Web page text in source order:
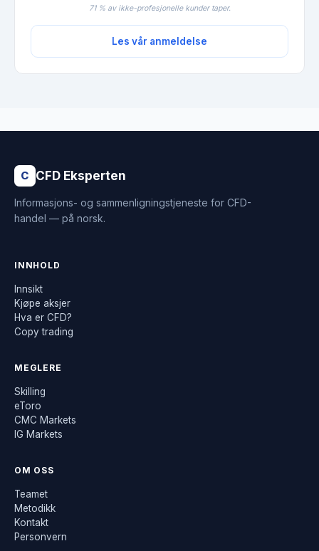
71 % av ikke-profesjonelle kunder taper.
Les vår anmeldelse
C CFD Eksperten
Informasjons- og sammenligningstjeneste for CFD-
handel — på norsk.
INNHOLD
Innsikt
Kjøpe aksjer
Hva er CFD?
Copy trading
MEGLERE
Skilling
eToro
CMC Markets
IG Markets
OM OSS
Teamet
Metodikk
Kontakt
Personvern